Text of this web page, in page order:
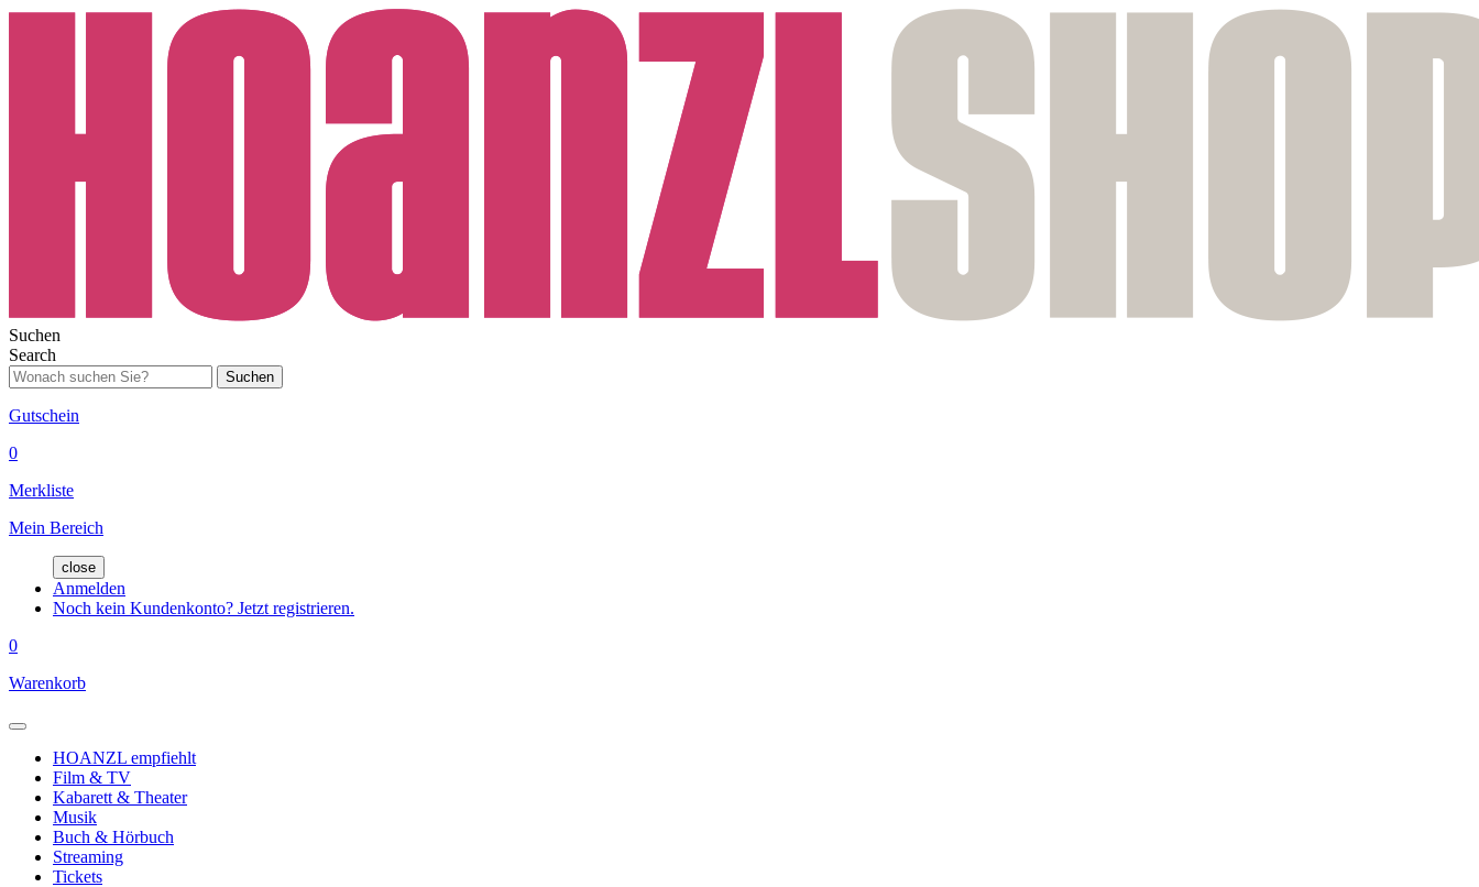
Suchen
Search
Suchen
Gutschein
0
Merkliste
Mein Bereich
close
Anmelden
Noch kein Kundenkonto? Jetzt registrieren.
0
Warenkorb
HOANZL empfiehlt
Film & TV
Kabarett & Theater
Musik
Buch & Hörbuch
Streaming
Tickets